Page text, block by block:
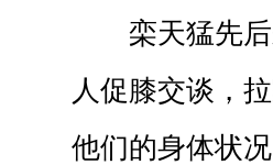
栾天猛先
人促膝交谈，
他们的身体状